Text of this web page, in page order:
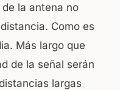
la antena no
Como es
Más largo que
de la señal serán
largas